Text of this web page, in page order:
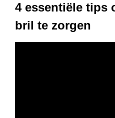
4 essentiële tips
bril te zorgen